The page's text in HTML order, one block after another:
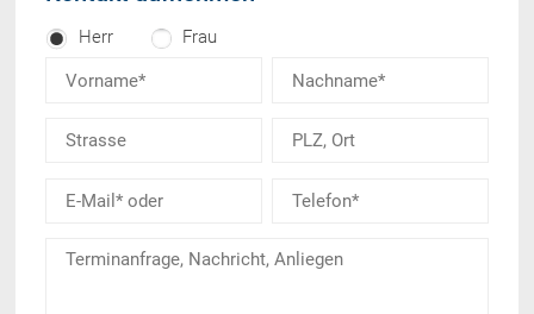
Herr Frau